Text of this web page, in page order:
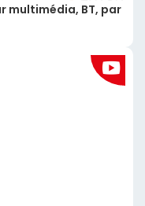
multimédia, BT, par